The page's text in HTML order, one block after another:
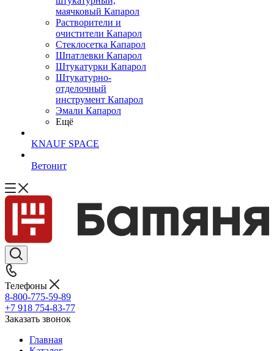
маячковый Капарол
Растворители и
очистители Капарол
Cтеклосетка Капарол
Шпатлевки Капарол
Штукатурки Капарол
Штукатурно-
отделочный
инструмент Капарол
Эмали Капарол
Ещё
KNAUF SPACE
Ветонит
Телефоны
8-800-775-59-89
+7 918 754-83-77
Заказать звонок
Главная